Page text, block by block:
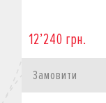
12’240 грн.
Замовити